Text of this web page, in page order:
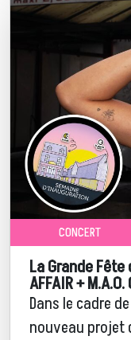
CONCERT
La Grande Fête
AFFAIR + M.A.O.
Dans le cadre
nouveau projet